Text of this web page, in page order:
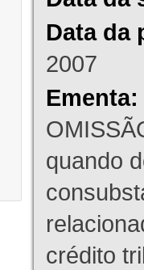
Data da
2007
Ementa:
quando
crédito